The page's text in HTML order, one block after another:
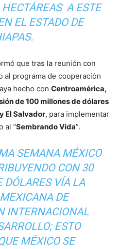
A ESTE
EL ESTADO DE
que tras la reunión con
al programa de cooperación
hecho con Centroamérica,
de 100 millones de dólares
El Salvador, para implementar
al “Sembrando Vida”.
SEMANA MÉXICO
CON 30
DÓLARES VÍA LA
DE
INTERNACIONAL
ESTO
MÉXICO SE